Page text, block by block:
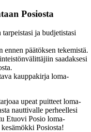
Posiosta
ja budjetistasi
ennen päätöksen tekemistä.
saadaksesi
kauppakirja loma-
upeat puitteet loma-
nauttivalle perheellesi
Etuovi Posio loma-
Posiosta!